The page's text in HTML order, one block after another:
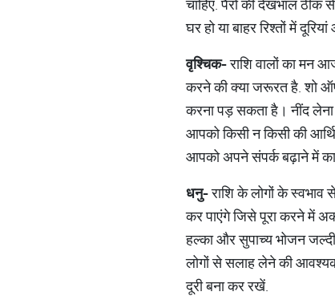
चाहिए. पैरों की देखभाल
घर हो या बाहर रिश्तों में
वृश्चिक-राशि वालों का मन
करने की क्या जरूरत है. शो ऑफ
करना पड़ सकता है। नींद
आपको किसी न किसी की
आपको अपने संपर्क बढ़ाने में
धनु-राशि के लोगों के
कर पाएंगे जिसे पूरा करने में
हल्का और सुपाच्य भोजन
लोगों से सलाह लेने की
दूरी बना कर रखें.